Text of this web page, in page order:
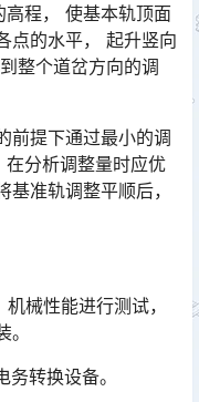
程， 使基本轨顶面
点的水平， 起升竖向
整个道岔方向的调
前提下通过最小的调
分析调整量时应优
准轨调整平顺后，
械性能进行测试，
转换设备。